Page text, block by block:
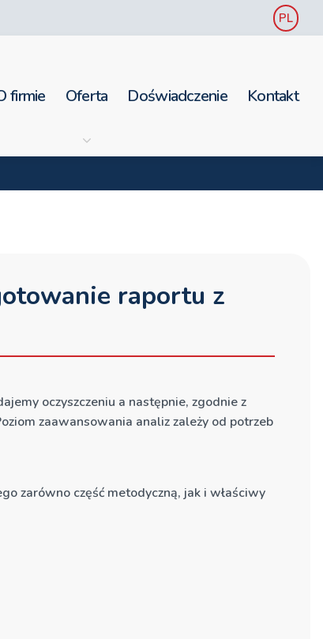
PL
firmie Oferta Doświadczenie Kontakt
raportu z
oczyszczeniu a następnie, zgodnie z
zaawansowania analiz zależy od potrzeb
zarówno część metodyczną, jak i właściwy